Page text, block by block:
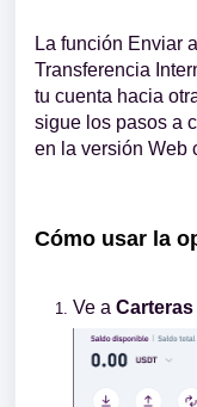
La función Enviar
Transferencia
tu cuenta hacia
sigue los pasos a
en la versión Web
Cómo usar la
Ve a Carteras